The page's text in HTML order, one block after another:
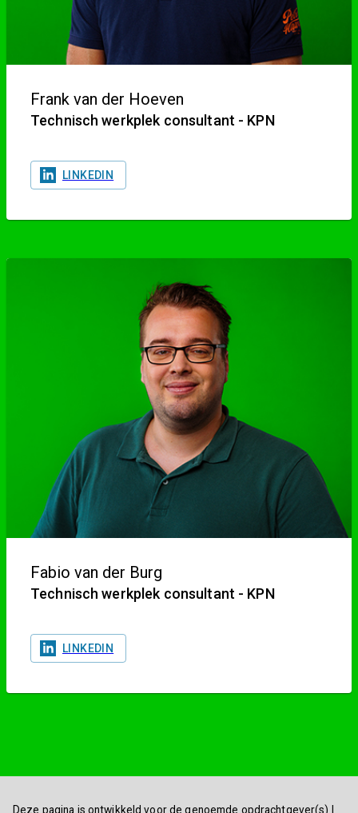
Frank van der Hoeven
Technisch werkplek consultant - KPN
LINKEDIN
Fabio van der Burg
Technisch werkplek consultant - KPN
LINKEDIN
Deze pagina is ontwikkeld voor de genoemde opdrachtgever(s) |